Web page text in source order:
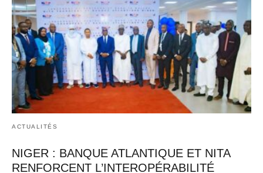
ACTUALITÉS
NIGER : BANQUE ATLANTIQUE ET NITA
RENFORCENT L’INTEROPÉRABILITÉ